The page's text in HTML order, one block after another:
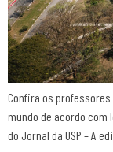
Confira os
mundo de acordo com
do Jornal da USP – A